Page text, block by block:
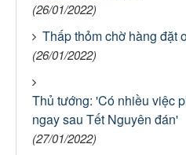
(26/01/2022)
Thấp thỏm chờ hàng đặt
(26/01/2022)
Thủ tướng: 'Có nhiều việc
ngay sau Tết Nguyên đán'
(27/01/2022)